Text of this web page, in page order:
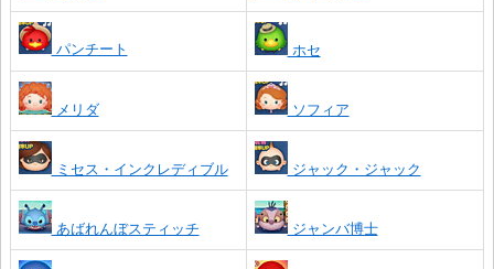
パンチート ホセ
メリダ ソフィア
ミセス・インクレディブル ジャック・ジャック
あばれんぼスティッチ ジャンバ博士